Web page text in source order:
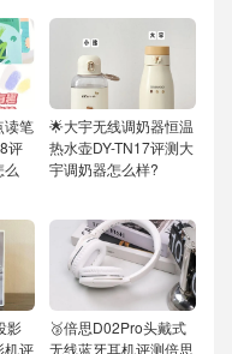
读笔
评
么
🌟大宇无线调奶器恒温
热水壶DY-TN17评测大
宇调奶器怎么样?
影
机评
🥉倍思D02Pro头戴式
无线蓝牙耳机评测倍思